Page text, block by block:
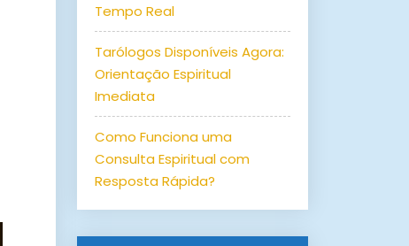
Tempo Real
Tarólogos Disponíveis Agora:
Orientação Espiritual
Imediata
Como Funciona uma
Consulta Espiritual com
Resposta Rápida?